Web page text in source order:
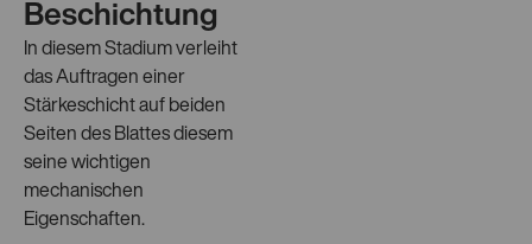
Beschichtung
In diesem Stadium verleiht
das Auftragen einer
Stärkeschicht auf beiden
Seiten des Blattes diesem
seine wichtigen
mechanischen
Eigenschaften.